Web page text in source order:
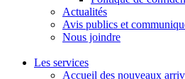
Actualités
Avis publics et
Nous joindre
Les services
Accueil des nouveaux